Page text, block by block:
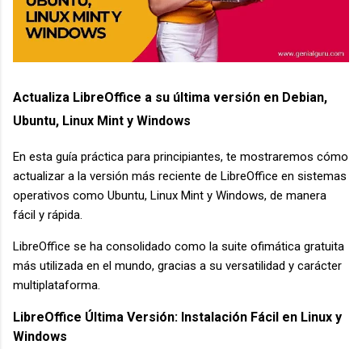
Actualiza LibreOffice a su última versión en Debian,
Ubuntu, Linux Mint y Windows
En esta guía práctica para principiantes, te mostraremos cómo
actualizar a la versión más reciente de LibreOffice en sistemas
operativos como Ubuntu, Linux Mint y Windows, de manera
fácil y rápida.
LibreOffice se ha consolidado como la suite ofimática gratuita
más utilizada en el mundo, gracias a su versatilidad y carácter
multiplataforma.
LibreOffice Última Versión: Instalación Fácil en Linux y
Windows